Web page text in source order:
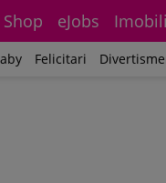
Shop eJobs
Felicitari